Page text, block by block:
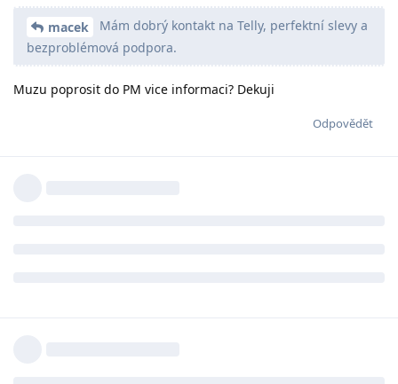
macek
Mám dobrý kontakt na Telly, perfektní slevy a
bezproblémová podpora.
Muzu poprosit do PM vice informaci? Dekuji
Odpovědět